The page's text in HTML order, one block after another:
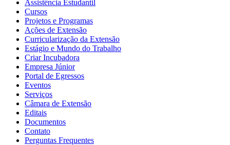
Assistência Estudantil
Cursos
Projetos e Programas
Ações de Extensão
Curricularização da Extensão
Estágio e Mundo do Trabalho
Criar Incubadora
Empresa Júnior
Portal de Egressos
Eventos
Serviços
Câmara de Extensão
Editais
Documentos
Contato
Perguntas Frequentes